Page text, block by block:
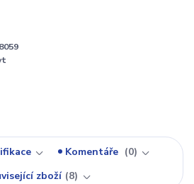
Komentáře
0
zboží 8